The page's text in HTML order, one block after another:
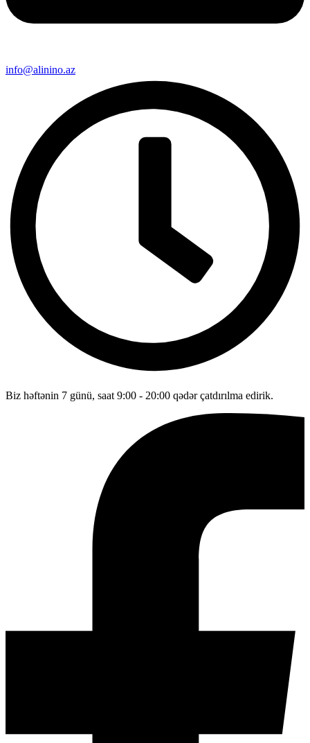
info@alinino.az
Biz həftənin 7 günü, saat 9:00 - 20:00 qədər çatdırılma edirik.